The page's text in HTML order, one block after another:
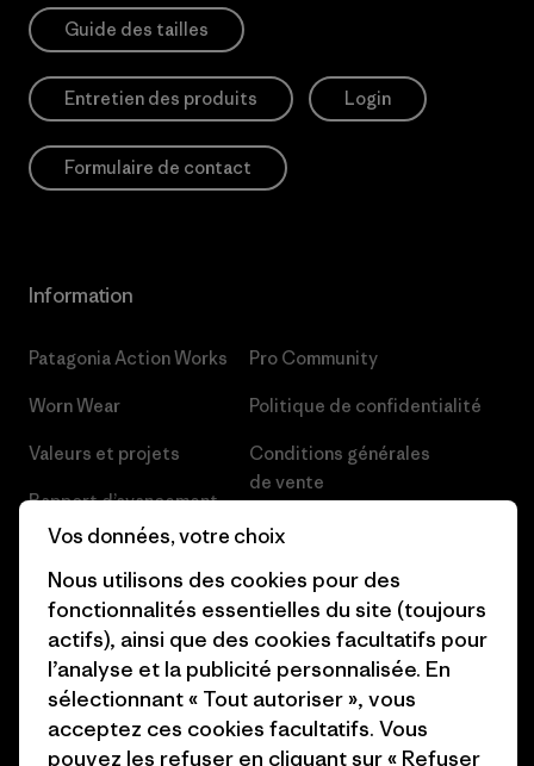
Guide des tailles
Entretien des produits Login
Formulaire de contact
Information
Patagonia Action Works
Worn Wear
Valeurs et projets
Rapport d’avancement
Business Unusual
Objectifs climatiques
1% For The Planet
Comment nous finançons
Cartes cadeaux
Pro Community
Politique de confidentialité
Conditions générales
de vente
Préférences de cookie
Carrières
Industry program
Programme d’affiliation
Vos données, votre choix
Nous utilisons des cookies pour des
fonctionnalités essentielles du site (toujours
actifs), ainsi que des cookies facultatifs pour
l’analyse et la publicité personnalisée. En
sélectionnant « Tout autoriser », vous
acceptez ces cookies facultatifs. Vous
pouvez les refuser en cliquant sur « Refuser